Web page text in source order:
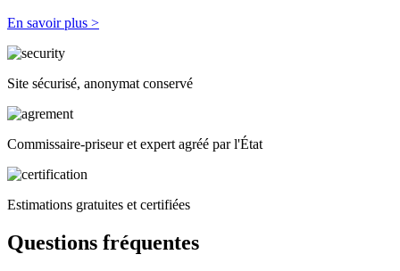
En savoir plus >
Site sécurisé, anonymat conservé
Commissaire-priseur et expert agréé par l'État
Estimations gratuites et certifiées
Questions fréquentes